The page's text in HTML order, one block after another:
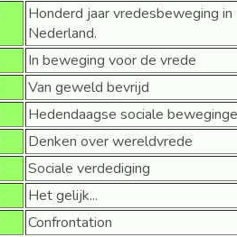
Honderd jaar vredesbeweging in
Nederland.
In beweging voor de vrede
Van geweld bevrijd
Hedendaagse sociale
Denken over wereldvrede
Sociale verdediging
Het gelijk...
Confrontation